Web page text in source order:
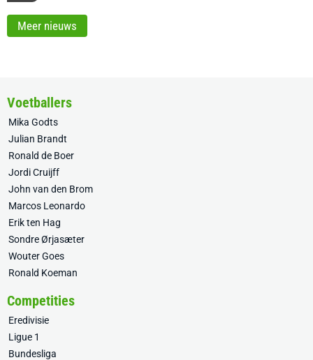
Meer nieuws
Voetballers
Mika Godts
Julian Brandt
Ronald de Boer
Jordi Cruijff
John van den Brom
Marcos Leonardo
Erik ten Hag
Sondre Ørjasæter
Wouter Goes
Ronald Koeman
Competities
Eredivisie
Ligue 1
Bundesliga